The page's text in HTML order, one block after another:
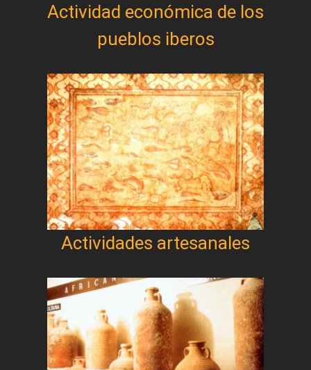
Actividad económica de los
pueblos iberos
Actividades artesanales